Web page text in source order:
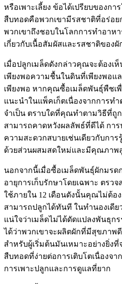
หรือเพาะเลี้ยง ข้อได้เปรียบของก
สืบทอดคือพวกเขามีรสชาติที่อร่อย
พวกเขาถึงชอบในโลกการทำอาห
เกี่ยวกับเนื้อสัมผัสและรสชาติของ
เมื่อปลูกเมล็ดดังกล่าวคุณจะต้องเ
เพียงพอความชื้นในดินที่เพียงพอแ
เพียงพอ หากคุณซื้อเมล็ดพันธุ์พืชเ
แนะนำในแพ็คเก็ตเนื่องจากการท
จำเป็น ตราบใดที่คุณทำตามวิธีที่ถู
สามารถคาดหวังผลลัพธ์ที่ดีได้ กา
ความสะดวกสบายเช่นเดียวกับกา
ด้วยส่วนผสมสดใหม่และมีคุณภาพ
นอกจากนี้เมื่อซื้อเมล็ดพันธุ์ผักมร
อายุการเก็บรักษาโดยเฉพาะ ตรว
ใช้ภายใน 12 เดือนดังนั้นคุณไม่ต้
สามารถปลูกได้ทันที ในทำนองเดี
แน่ใจว่าเมล็ดไม่ได้ดัดแปลงพันธุก
ได้ว่าพวกเขาจะผลิตผักที่มีสุขภาพ
สำหรับผู้เริ่มต้นมันเหมาะอย่างยิ่ง
สืบทอดที่ง่ายต่อการเติบโตเนื่องจา
การเพาะปลูกและการดูแลที่ยาก